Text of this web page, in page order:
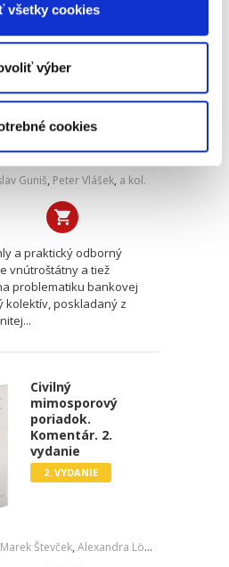
všetky cookies
výber
cookies
Zákon o bankách.
Komentár
Guniš, Peter Vlášek, a kol.
a praktický odborný
vnútroštátny a tiež
problematiku bankovej
kolektív, poskladaný z
Civilný
mimosporový
poriadok.
Komentár. 2.
vydanie
2. VYDANIE
Marek Števček, Alexandra Löwy